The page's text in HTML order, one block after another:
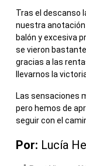
Tras el descanso
nuestra
balón y excesiva
se vieron
gracias a las
llevarnos la
Las sensaciones
pero hemos de
seguir con el
Por: Lucía